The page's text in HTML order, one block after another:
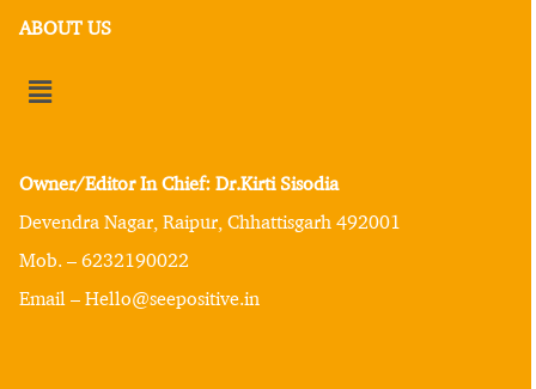
ABOUT US
Owner/Editor In Chief: Dr.Kirti Sisodia
Devendra Nagar, Raipur, Chhattisgarh 492001
Mob. – 6232190022
Email – Hello@seepositive.in